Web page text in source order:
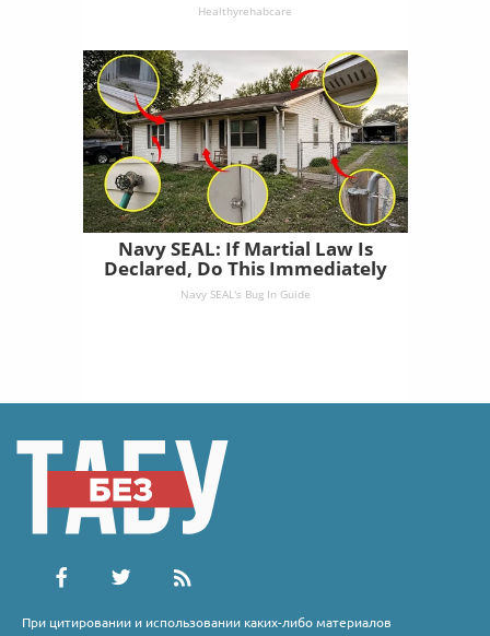
Healthyrehabcare
Navy SEAL: If Martial Law Is
Declared, Do This Immediately
Navy SEAL's Bug In Guide
При цитировании и использовании каких-либо материалов